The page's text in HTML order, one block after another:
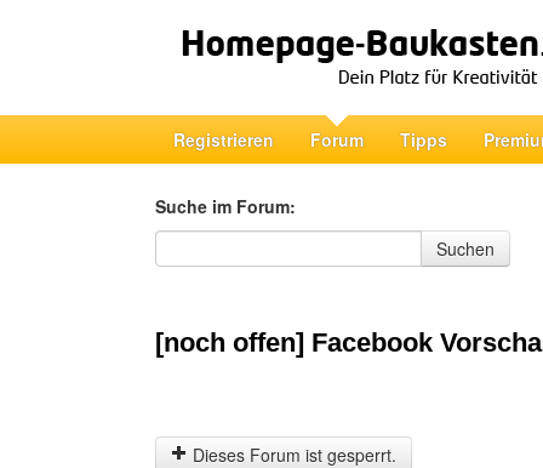
Registrieren Forum Tipps
Suche im Forum:
Suche im Forum
Suchen
[noch offen] Facebook
Dieses Forum ist gesperrt.